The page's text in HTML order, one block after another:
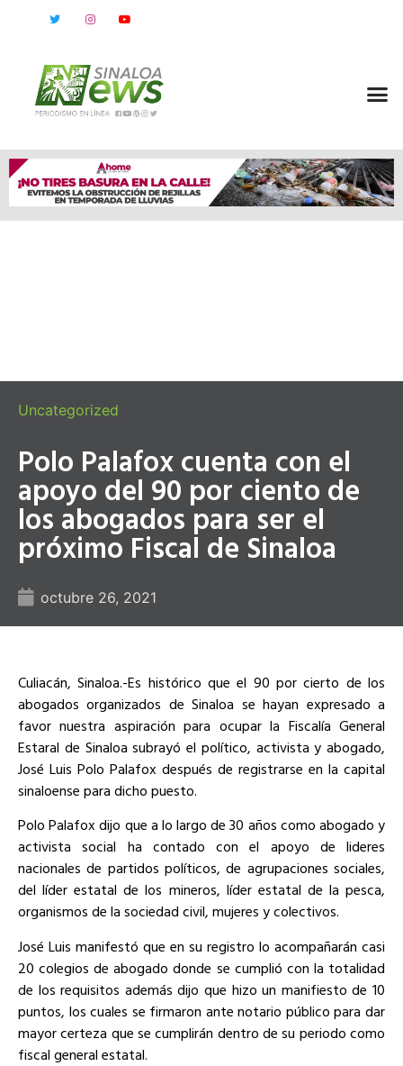
Uncategorized
Polo Palafox cuenta con el
apoyo del 90 por ciento de
los abogados para ser el
próximo Fiscal de Sinaloa
octubre 26, 2021
Culiacán, Sinaloa.-Es histórico que el 90 por cierto de los
abogados organizados de Sinaloa se hayan expresado a
favor nuestra aspiración para ocupar la Fiscalía General
Estaral de Sinaloa subrayó el político, activista y abogado,
José Luis Polo Palafox después de registrarse en la capital
sinaloense para dicho puesto.
Polo Palafox dijo que a lo largo de 30 años como abogado y
activista social ha contado con el apoyo de lideres
nacionales de partidos políticos, de agrupaciones sociales,
del líder estatal de los mineros, líder estatal de la pesca,
organismos de la sociedad civil, mujeres y colectivos.
José Luis manifestó que en su registro lo acompañarán casi
20 colegios de abogado donde se cumplió con la totalidad
de los requisitos además dijo que hizo un manifiesto de 10
puntos, los cuales se firmaron ante notario público para dar
mayor certeza que se cumplirán dentro de su periodo como
fiscal general estatal.